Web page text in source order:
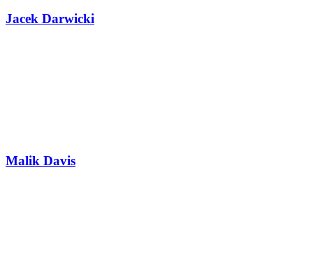
Jacek Darwicki
Malik Davis